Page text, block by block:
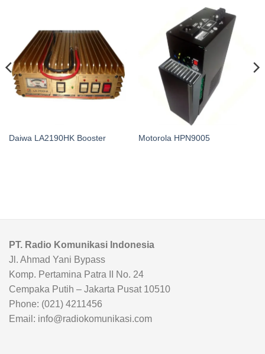
Daiwa LA2190HK Booster Motorola HPN9005
PT. Radio Komunikasi Indonesia
Jl. Ahmad Yani Bypass
Komp. Pertamina Patra II No. 24
Cempaka Putih – Jakarta Pusat 10510
Phone: (021) 4211456
Email: info@radiokomunikasi.com